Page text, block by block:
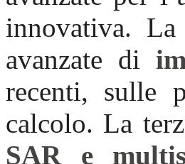
innovativa. La
avanzate di
recenti, sulle
calcolo. La
SAR e